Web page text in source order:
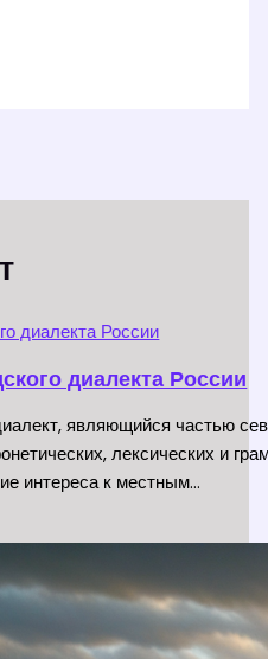
диалекта России
являющийся частью
лексических и
интереса к местным…